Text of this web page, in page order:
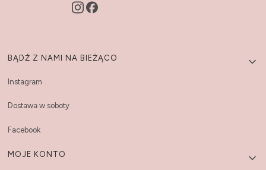
Linki w stopce
BĄDŹ Z NAMI NA BIEŻĄCO
Instagram
Dostawa w soboty
Facebook
MOJE KONTO